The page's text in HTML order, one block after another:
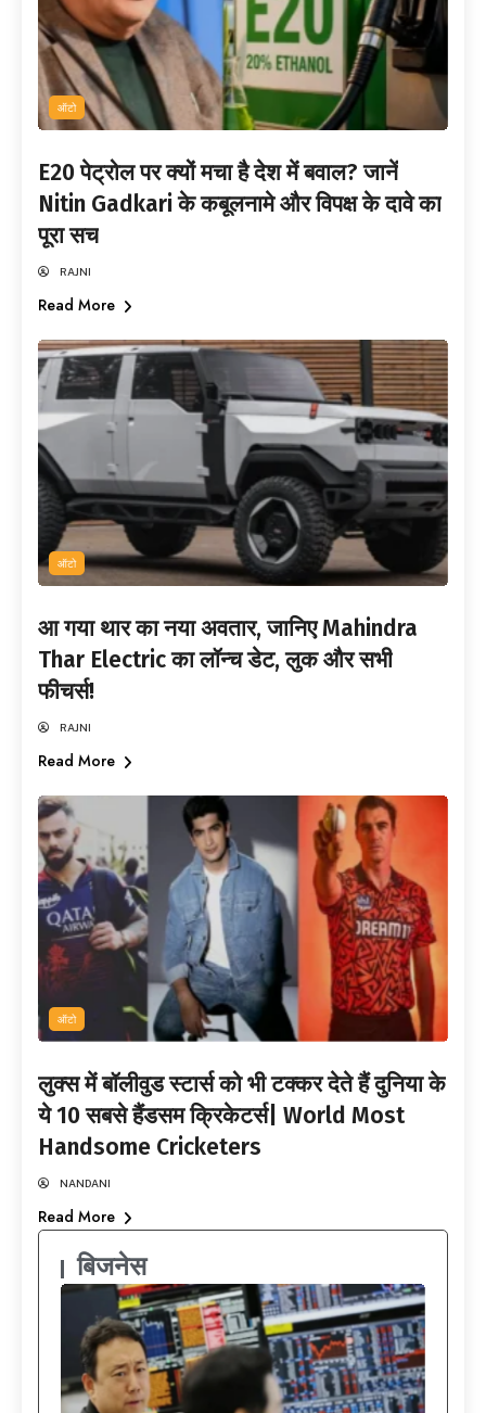
ऑटो
E20 पेट्रोल पर क्यों मचा है देश में बवाल? जानें
Nitin Gadkari के कबूलनामे और विपक्ष के दावे का
पूरा सच
RAJNI
Read More
ऑटो
आ गया थार का नया अवतार, जानिए Mahindra
Thar Electric का लॉन्च डेट, लुक और सभी
फीचर्स!
RAJNI
Read More
ऑटो
लुक्स में बॉलीवुड स्टार्स को भी टक्कर देते हैं दुनिया के
ये 10 सबसे हैंडसम क्रिकेटर्स| World Most
Handsome Cricketers
NANDANI
Read More
बिजनेस